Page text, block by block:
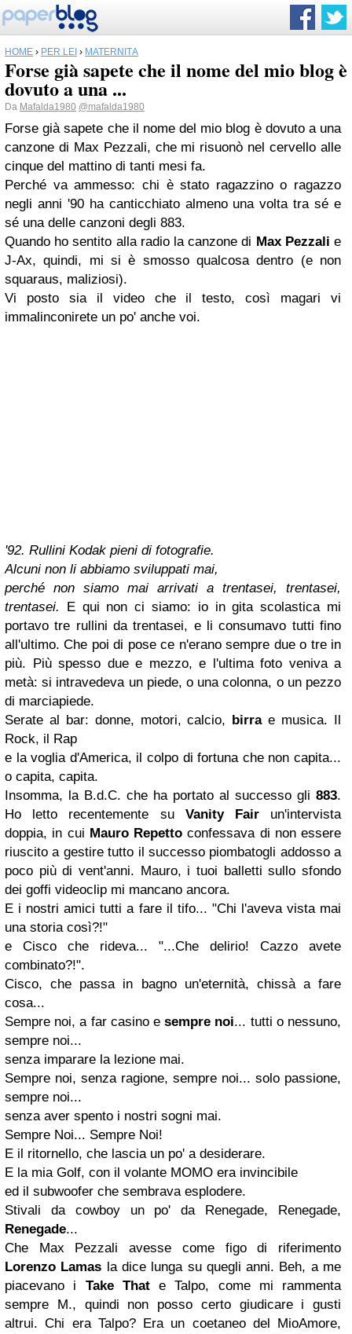
HOME › PER LEI › MATERNITÀ
Forse già sapete che il nome del mio blog è
dovuto a una ...
Da Mafalda1980 @mafalda1980
Forse già sapete che il nome del mio blog è dovuto a una
canzone di Max Pezzali, che mi risuonò nel cervello alle
cinque del mattino di tanti mesi fa.
Perché va ammesso: chi è stato ragazzino o ragazzo
negli anni '90 ha canticchiato almeno una volta tra sé e
sé una delle canzoni degli 883.
Quando ho sentito alla radio la canzone di Max Pezzali e
J-Ax, quindi, mi si è smosso qualcosa dentro (e non
squaraus, maliziosi).
Vi posto sia il video che il testo, così magari vi
immalinconirete un po' anche voi.
'92. Rullini Kodak pieni di fotografie.
Alcuni non li abbiamo sviluppati mai,
perché non siamo mai arrivati a trentasei, trentasei,
trentasei. E qui non ci siamo: io in gita scolastica mi
portavo tre rullini da trentasei, e li consumavo tutti fino
all'ultimo. Che poi di pose ce n'erano sempre due o tre in
più. Più spesso due e mezzo, e l'ultima foto veniva a
metà: si intravedeva un piede, o una colonna, o un pezzo
di marciapiede.
Serate al bar: donne, motori, calcio, birrae musica. Il
Rock, il Rap
e la voglia d'America, il colpo di fortuna che non capita...
o capita, capita.
Insomma, la B.d.C. che ha portato al successo gli 883.
Ho letto recentemente su Vanity Fairun'intervista
doppia, in cui Mauro Repetto confessava di non essere
riuscito a gestire tutto il successo piombatogli addosso a
poco più di vent'anni. Mauro, i tuoi balletti sullo sfondo
dei goffi videoclip mi mancano ancora.
E i nostri amici tutti a fare il tifo... "Chi l'aveva vista mai
una storia così?!"
e Cisco che rideva... "...Che delirio! Cazzo avete
combinato?!".
Cisco, che passa in bagno un'eternità, chissà a fare
cosa...
Sempre noi, a far casino esempre noi... tutti o nessuno,
sempre noi...
senza imparare la lezione mai.
Sempre noi, senza ragione, sempre noi... solo passione,
sempre noi...
senza aver spento i nostri sogni mai.
Sempre Noi... Sempre Noi!
E il ritornello, che lascia un po' a desiderare.
E la mia Golf, con il volante MOMO era invincibile
ed il subwoofer che sembrava esplodere.
Stivali da cowboy un po' da Renegade, Renegade,
Renegade...
Che Max Pezzali avesse come figo di riferimento
Lorenzo Lamas la dice lunga su quegli anni. Beh, a me
piacevano i Take Thate Talpo, come mi rammenta
sempre M., quindi non posso certo giudicare i gusti
altrui. Chi era Talpo? Era un coetaneo del MioAmore,